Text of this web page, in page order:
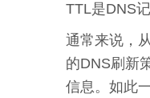
TTL是DNS
通常来说，
的DNS刷新
信息。如此